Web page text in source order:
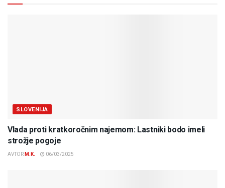
SLOVENIJA
Vlada proti kratkoročnim najemom: Lastniki bodo imeli
strožje pogoje
AVTOR M.K. 06/03/2025